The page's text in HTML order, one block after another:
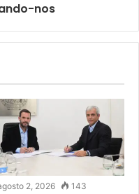
nos
2, 2026 143